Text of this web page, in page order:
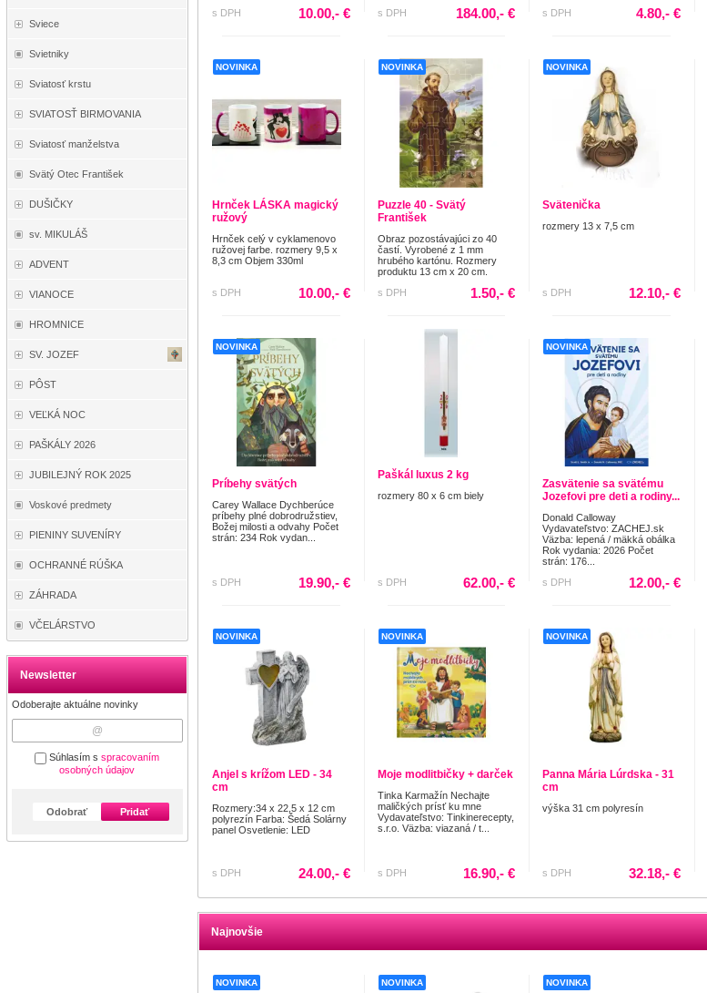
Sviece
Svietniky
Sviatosť krstu
SVIATOSŤ BIRMOVANIA
Sviatosť manželstva
Svätý Otec František
DUŠIČKY
sv. MIKULÁŠ
ADVENT
VIANOCE
HROMNICE
SV. JOZEF
PÔST
VEĽKÁ NOC
PAŠKÁLY 2026
JUBILEJNÝ ROK 2025
Voskové predmety
PIENINY SUVENÍRY
OCHRANNÉ RÚŠKA
ZÁHRADA
VČELÁRSTVO
Newsletter
Odoberajte aktuálne novinky
Súhlasím sspracovaním
osobných údajov
Odobrať Pridať
s DPH
10.00,- €
s DPH
184.00,- € s DPH 4.80,- €
NOVINKA
Hrnček LÁSKA magický
ružový
Hrnček celý v cyklamenovo
ružovej farbe. rozmery 9,5 x
8,3 cm Objem 330ml
s DPH 10.00,- €
NOVINKA
Puzzle 40 - Svätý
František
Obraz pozostávajúci zo 40
častí. Vyrobené z 1 mm
hrubého kartónu. Rozmery
produktu 13 cm x 20 cm.
s DPH
1.50,- €
NOVINKA
Svätenička
rozmery 13 x 7,5 cm
s DPH 12.10,- €
NOVINKA
Príbehy svätých
Carey Wallace Dychberúce
príbehy plné dobrodružstiev,
Božej milosti a odvahy Počet
strán: 234 Rok vydan...
s DPH 19.90,- €
Paškál luxus 2 kg
rozmery 80 x 6 cm biely
s DPH 62.00,- €
NOVINKA
Zasvätenie sa svätému
Jozefovi pre deti a rodiny...
Donald Calloway
Vydavateľstvo: ZACHEJ.sk
Väzba: lepená / mäkká obálka
Rok vydania: 2026 Počet
strán: 176...
s DPH
12.00,- €
NOVINKA
Anjel s krížom LED - 34
cm
Rozmery:34 x 22,5 x 12 cm
polyrezín Farba: Šedá Solárny
panel Osvetlenie: LED
s DPH 24.00,- €
NOVINKA
Moje modlitbičky + darček
Tinka Karmažín Nechajte
maličkých prísť ku mne
Vydavateľstvo: Tinkinerecepty,
s.r.o. Väzba: viazaná / t...
s DPH 16.90,- €
NOVINKA
Panna Mária Lúrdska - 31
cm
výška 31 cm polyresín
s DPH 32.18,- €
Najnovšie
NOVINKA NOVINKA NOVINKA